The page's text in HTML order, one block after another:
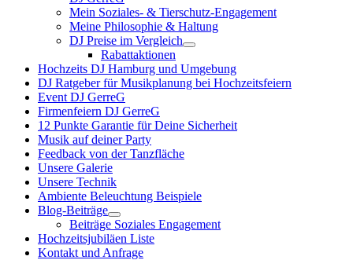
Mein Soziales- & Tierschutz-Engagement
Meine Philosophie & Haltung
DJ Preise im Vergleich
Rabattaktionen
Hochzeits DJ Hamburg und Umgebung
DJ Ratgeber für Musikplanung bei Hochzeitsfeiern
Event DJ GerreG
Firmenfeiern DJ GerreG
12 Punkte Garantie für Deine Sicherheit
Musik auf deiner Party
Feedback von der Tanzfläche
Unsere Galerie
Unsere Technik
Ambiente Beleuchtung Beispiele
Blog-Beiträge
Beiträge Soziales Engagement
Hochzeitsjubiläen Liste
Kontakt und Anfrage